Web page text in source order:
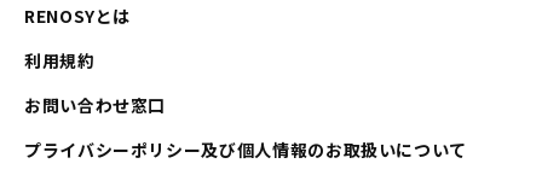
RENOSYとは
利用規約
お問い合わせ窓口
プライバシーポリシー及び個人情報のお取扱いについて